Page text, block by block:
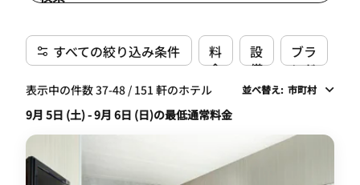
すべての絞り込み条件
料
金
設
備
ブラ
ンド
表示中の件数 37-48 / 151 軒のホテル 並べ替え: 市町村
9月 5日 (土) - 9月 6日 (日)の最低通常料金